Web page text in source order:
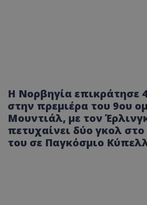
Η Νορβηγία επικράτησε
στην πρεμιέρα του 9ου
Μουντιάλ, με τον
πετυχαίνει δύο γκολ
του σε Παγκόσμιο